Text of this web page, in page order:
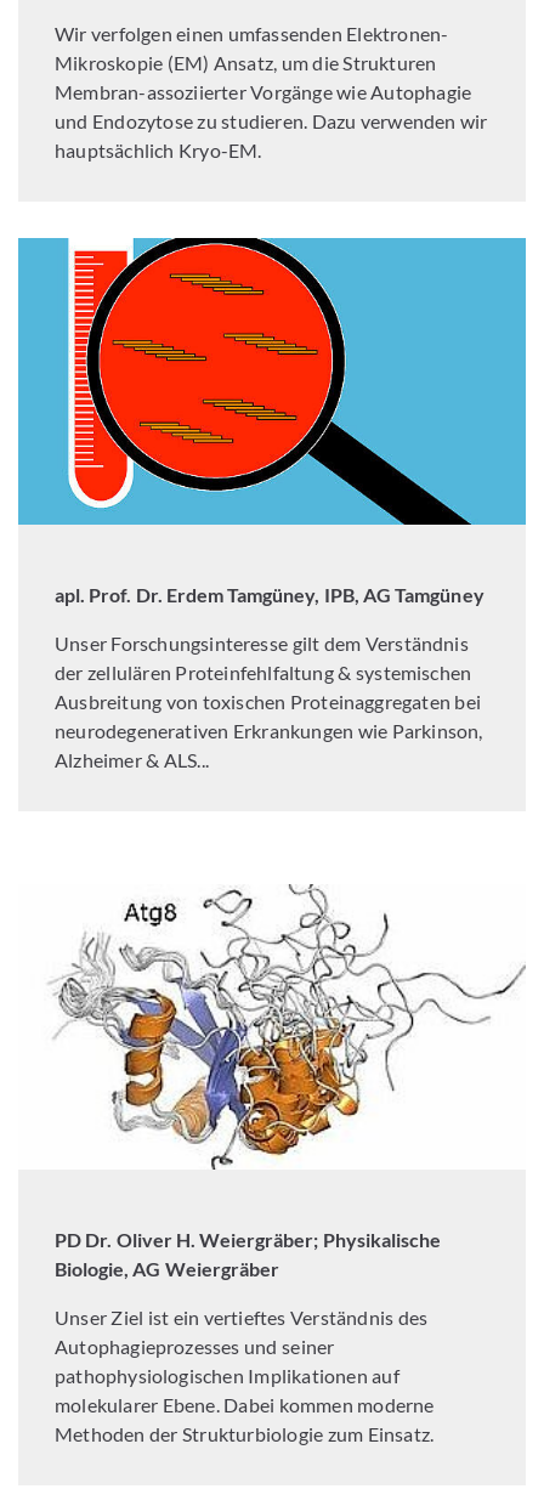
Wir verfolgen einen umfassenden Elektronen-
Mikroskopie (EM) Ansatz, um die Strukturen
Membran-assoziierter Vorgänge wie Autophagie
und Endozytose zu studieren. Dazu verwenden wir
hauptsächlich Kryo-EM.
apl. Prof. Dr. Erdem Tamgüney, IPB, AG Tamgüney
Unser Forschungsinteresse gilt dem Verständnis
der zellulären Proteinfehlfaltung & systemischen
Ausbreitung von toxischen Proteinaggregaten bei
neurodegenerativen Erkrankungen wie Parkinson,
Alzheimer & ALS...
PD Dr. Oliver H. Weiergräber; Physikalische
Biologie, AG Weiergräber
Unser Ziel ist ein vertieftes Verständnis des
Autophagieprozesses und seiner
pathophysiologischen Implikationen auf
molekularer Ebene. Dabei kommen moderne
Methoden der Strukturbiologie zum Einsatz.